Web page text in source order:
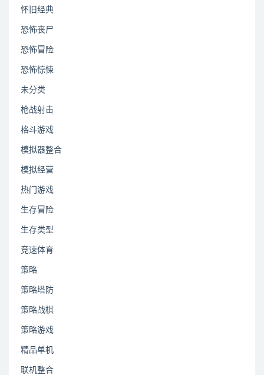
怀旧经典
恐怖丧尸
恐怖冒险
恐怖惊悚
未分类
枪战射击
格斗游戏
模拟器整合
模拟经营
热门游戏
生存冒险
生存类型
竞速体育
策略
策略塔防
策略战棋
策略游戏
精品单机
联机整合